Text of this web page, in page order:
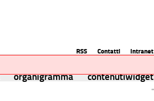
RSS Contatti Intranet
organigramma contenutiwidget